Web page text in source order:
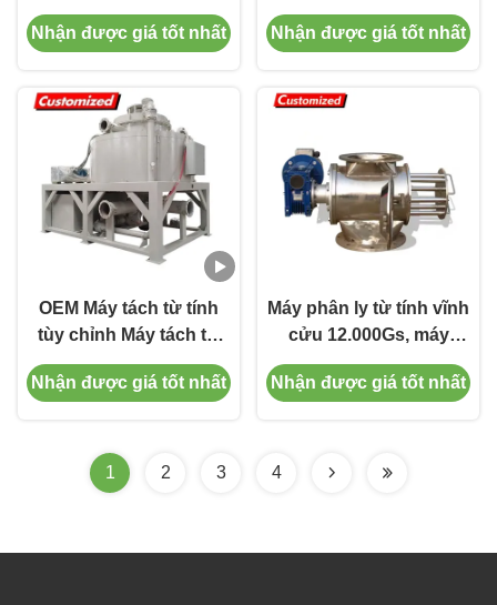
cho vật liệu pin lithium
Nhận được giá tốt nhất
cát khoáng nặng
Nhận được giá tốt nhất
OEM Máy tách từ tính
tùy chỉnh Máy tách từ
tính ướt hoàn toàn tự
động
Nhận được giá tốt nhất
Máy phân ly từ tính vĩnh
cửu 12.000Gs, máy
phân ly từ khô, độ tin
cậy cao. Loại bỏ ô
nhiễm sắt từ tính yếu,
Nhận được giá tốt nhất
1 2 3 4